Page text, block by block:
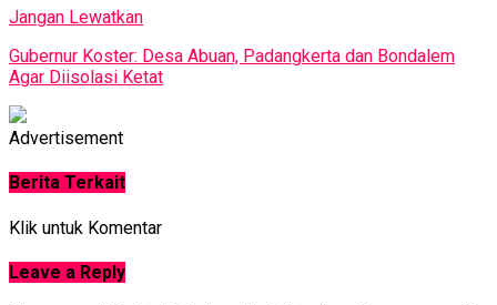
Jangan Lewatkan
Gubernur Koster: Desa Abuan, Padangkerta dan Bondalem
Agar Diisolasi Ketat
Advertisement
Berita Terkait
Klik untuk Komentar
Leave a Reply